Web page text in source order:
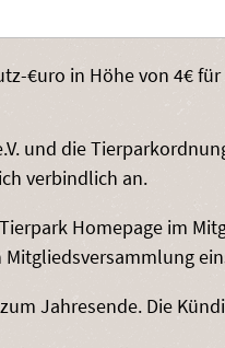
€uro in Höhe von 4€
und die
verbindlich an.
Homepage im
Jahresende. Die